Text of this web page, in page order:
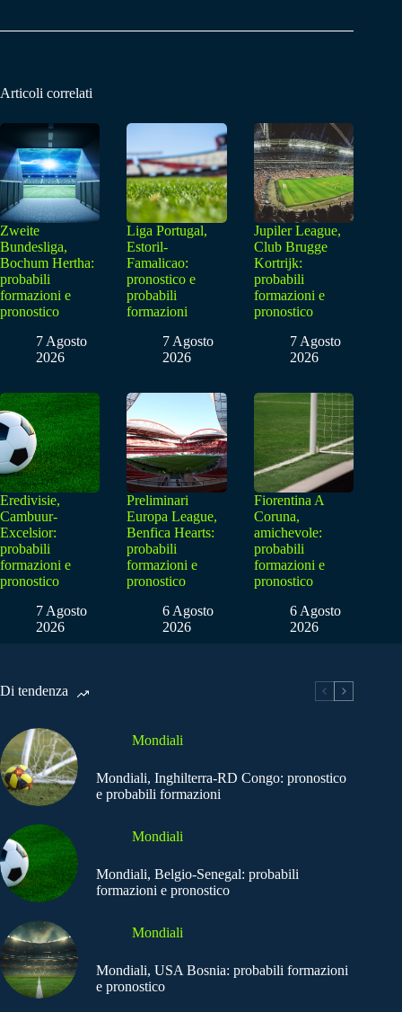
Articoli correlati
Zweite
Bundesliga,
Bochum Hertha:
probabili
formazioni e
pronostico
7 Agosto
2026
Liga Portugal,
Estoril-
Famalicao:
pronostico e
probabili
formazioni
7 Agosto
2026
Jupiler League,
Club Brugge
Kortrijk:
probabili
formazioni e
pronostico
7 Agosto
2026
Eredivisie,
Cambuur-
Excelsior:
probabili
formazioni e
pronostico
7 Agosto
2026
Preliminari
Europa League,
Benfica Hearts:
probabili
formazioni e
pronostico
6 Agosto
2026
Fiorentina A
Coruna,
amichevole:
probabili
formazioni e
pronostico
6 Agosto
2026
Di tendenza
Mondiali
Mondiali, Inghilterra-RD Congo: pronostico
e probabili formazioni
Mondiali
Mondiali, Belgio-Senegal: probabili
formazioni e pronostico
Mondiali
Mondiali, USA Bosnia: probabili formazioni
e pronostico